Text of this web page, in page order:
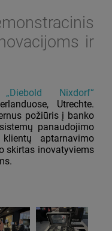
ir
„Diebold Nixdorf“
Utrechte.
požiūris į banko
panaudojimo
aptarnavimo
skirtas inovatyviems